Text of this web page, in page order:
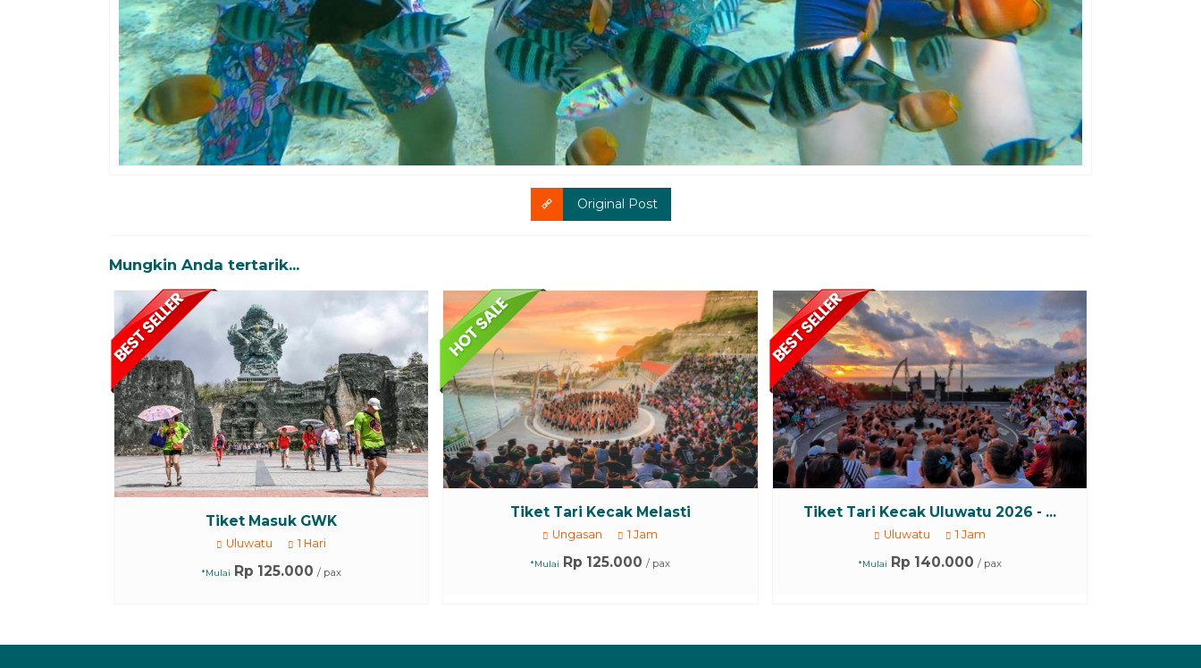
Original Post
Mungkin Anda tertarik...
Tiket Masuk GWK
Uluwatu 1 Hari
*Mulai Rp 125.000 / pax
Tiket Tari Kecak Melasti
Ungasan 1 Jam
*Mulai Rp 125.000 / pax
Tiket Tari Kecak Uluwatu 2026 - ...
Uluwatu 1 Jam
*Mulai Rp 140.000 / pax